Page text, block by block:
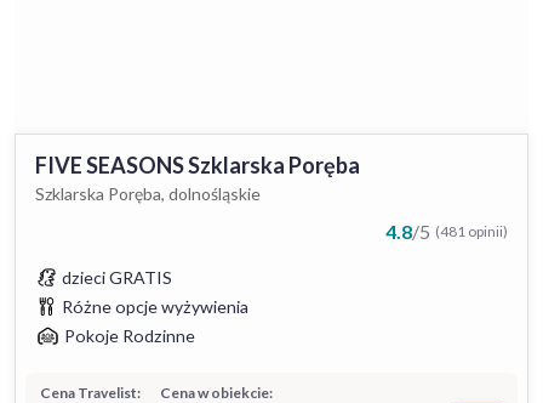
FIVE SEASONS Szklarska Poręba
Szklarska Poręba, dolnośląskie
4.8/5 (481 opinii)
dzieci GRATIS
Różne opcje wyżywienia
Pokoje Rodzinne
Cena w obiekcie:
Cena Travelist: